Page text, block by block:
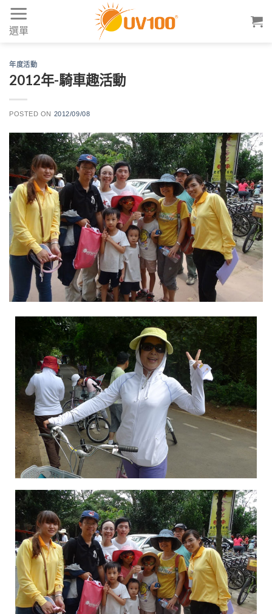
Skip
content
選單
年度活動
2012年-騎車趣活動
POSTED ON 2012/09/08